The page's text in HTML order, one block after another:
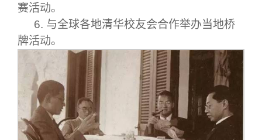
赛活动。
6. 与全球各地清华校友会合作举办当地桥
牌活动。